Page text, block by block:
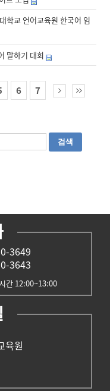
학교 언어교육원 한국어 임
말하기 대회
6 7
3649
3643
간 12:00~13:00
육원